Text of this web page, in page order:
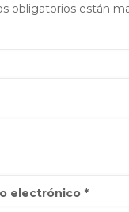
obligatorios están
electrónico *